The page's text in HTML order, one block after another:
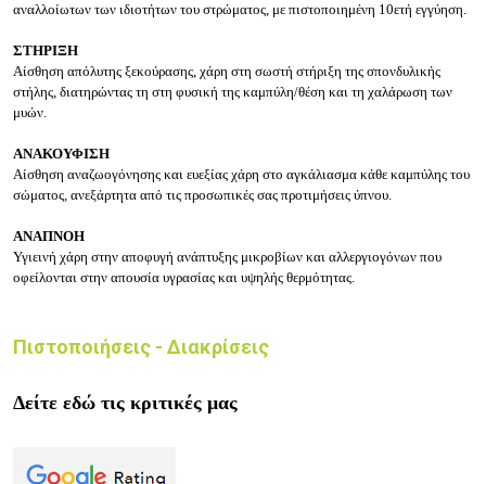
αναλλοίωτων των ιδιοτήτων του στρώματος, με πιστοποιημένη 10ετή εγγύηση.
ΣΤΗΡΙΞΗ
Αίσθηση απόλυτης ξεκούρασης, χάρη στη σωστή στήριξη της σπονδυλικής
στήλης, διατηρώντας τη στη φυσική της καμπύλη/θέση και τη χαλάρωση των
μυών.
ΑΝΑΚΟΥΦΙΣΗ
Αίσθηση αναζωογόνησης και ευεξίας χάρη στο αγκάλιασμα κάθε καμπύλης του
σώματος, ανεξάρτητα από τις προσωπικές σας προτιμήσεις ύπνου.
ΑΝΑΠΝΟΗ
Υγιεινή χάρη στην αποφυγή ανάπτυξης μικροβίων και αλλεργιογόνων που
οφείλονται στην απουσία υγρασίας και υψηλής θερμότητας.
Πιστοποιήσεις - Διακρίσεις
Δείτε εδώ τις κριτικές μας